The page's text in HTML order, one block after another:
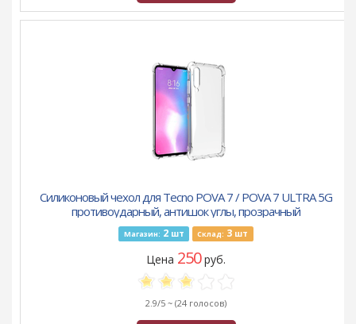
Силиконовый чехол для Tecno POVA 7 / POVA 7 ULTRA 5G
противоударный, антишок углы, прозрачный
Магазин: 2шт Склад: 3 шт
Цена 250руб.
2.9/5 ~ (24 голосов)